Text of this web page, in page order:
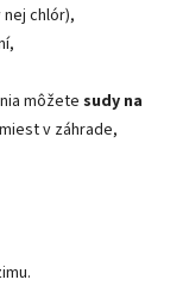
chlór),
môžete sudy na
v záhrade,